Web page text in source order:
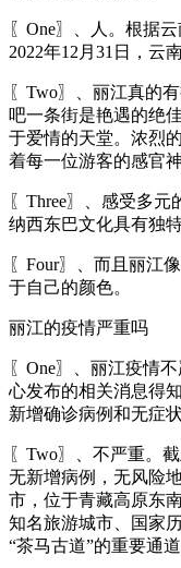
〖One〗、人。根据
2022年12月31日，云
〖Two〗、丽江真的
吧一条街是艳遇的绝
于爱情的天堂。浓烈
着每一位游客的感官
〖Three〗、感受多
纳西东巴文化具有独
〖Four〗、而且丽江
于自己的颜色。
丽江的疫情严重吗
〖One〗、丽江疫情
心发布的相关消息得
新增确诊病例和无症
〖Two〗、不严重。
无新增病例，无风险
市，位于青藏高原东
知名旅游城市、国家
“茶马古道”的重要通道